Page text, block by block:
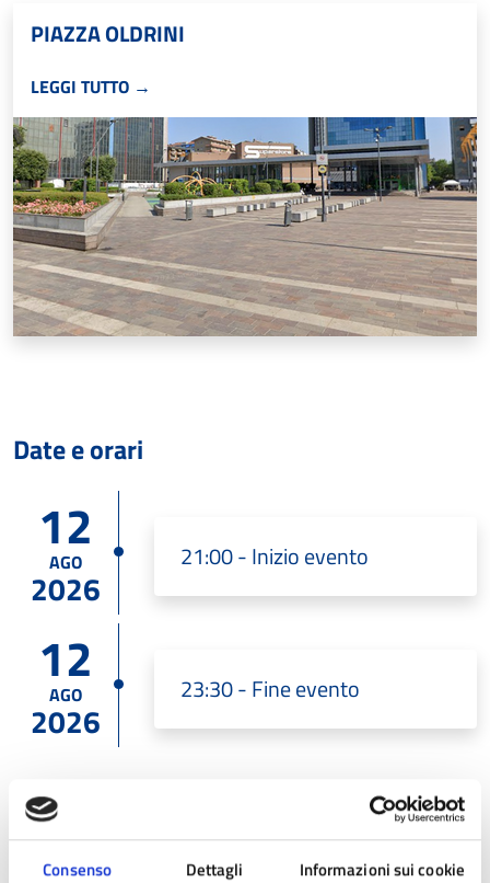
Consenso Dettagli Informazioni sui cookie
PIAZZA OLDRINI
LEGGI TUTTO →
Date e orari
12
AGO
2026
21:00 - Inizio evento
12
AGO
2026
23:30 - Fine evento
Costi